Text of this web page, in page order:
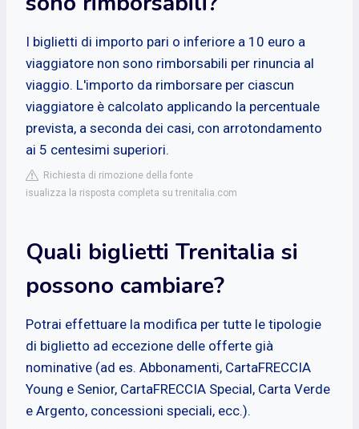
I biglietti di importo pari o inferiore a 10 euro a
viaggiatore non sono rimborsabili per rinuncia al
viaggio. L'importo da rimborsare per ciascun
viaggiatore è calcolato applicando la percentuale
prevista, a seconda dei casi, con arrotondamento
ai 5 centesimi superiori.
Richiesta di rimozione della fonte
isualizza la risposta completa su trenitalia.com
Quali biglietti Trenitalia si
possono cambiare?
Potrai effettuare la modifica per tutte le tipologie
di biglietto ad eccezione delle offerte già
nominative (ad es. Abbonamenti, CartaFRECCIA
Young e Senior, CartaFRECCIA Special, Carta Verde
e Argento, concessioni speciali, ecc.).